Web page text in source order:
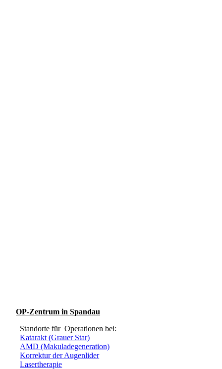
OP-Zentrum in Spandau
Standorte für Operationen bei:
Katarakt (Grauer Star)
AMD (Makuladegeneration)
Korrektur der Augenlider
Lasertherapie